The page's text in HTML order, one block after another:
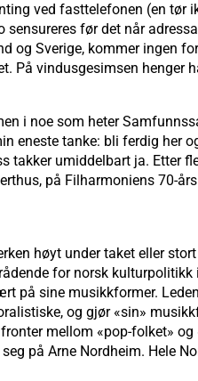
ved fasttelefonen (en tør
sensureres før det når
og Sverige, kommer ingen
På vindusgesimsen henger
i noe som heter
eneste tanke: bli ferdig her
takker umiddelbart ja. Etter
på Filharmoniens 70-års
høyt under taket eller
for norsk kulturpolitikk
på sine musikkformer.
og gjør «sin»
mellom «pop-folket» og
på Arne Nordheim. Hele